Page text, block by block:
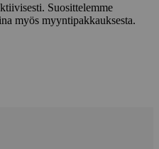
Suosittelemme
myös myyntipakkauksesta.